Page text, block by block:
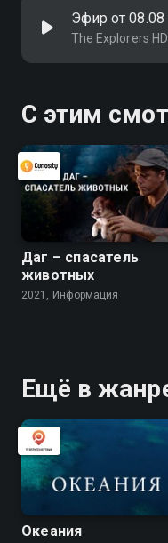
Эфир от 08.08
The Explorers HD
С этим
Даг – спасатель
животных
2021, Информация
Ещё в
Океания